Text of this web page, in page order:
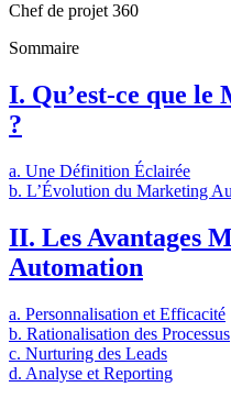
Chef de projet 360
Sommaire
I. Qu’est-ce que
?
a. Une Définition Éclairée
b. L’Évolution du Marketing
II. Les Avantages
Automation
a. Personnalisation et Efficacité
b. Rationalisation des Processus
c. Nurturing des Leads
d. Analyse et Reporting